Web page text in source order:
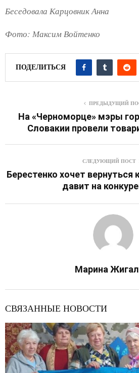
Беседовала Карцовник Анна
Фото: Максим Войтенко
ПОДЕЛИТЬСЯ
ПРЕДЫДУЩИЙ
На «Черноморце» мэры
Словакии провели
СЛЕДУЮЩИЙ ПОСТ
Берестенко хочет
давит на
Марина
СВЯЗАННЫЕ НОВОСТИ